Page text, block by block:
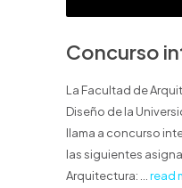
Concurso
La Facultad de
Diseño de la
llama a concurso
las siguientes
Arquitectura: ... read